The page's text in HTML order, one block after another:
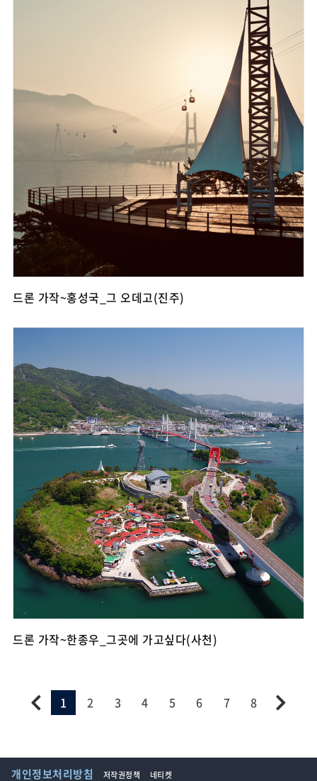
드론 가작~홍성국_그 오데고(진주)
드론 가작~한종우_그곳에 가고싶다(사천)
1 2 3 4 5 6 7 8
개인정보처리방침 저작권정책 네티켓